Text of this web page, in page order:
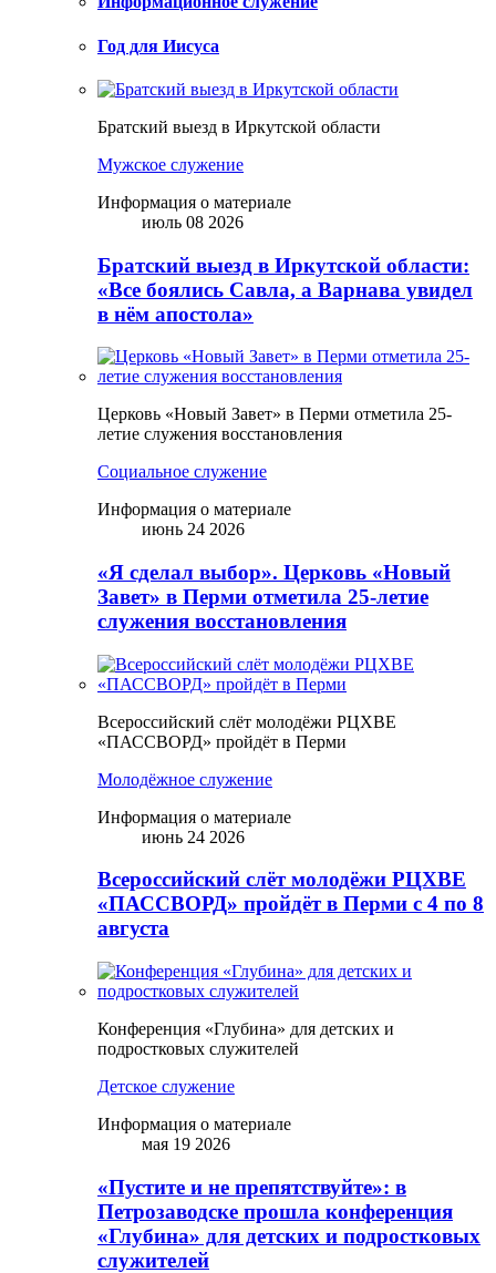
Год для Иисуса
Братский выезд в Иркутской области
Мужское служение
Информация о материале
июль 08 2026
Братский выезд в Иркутской области:
«Все боялись Савла, а Варнава увидел
в нём апостола»
Церковь «Новый Завет» в Перми отметила 25-
летие служения восстановления
Социальное служение
Информация о материале
июнь 24 2026
«Я сделал выбор». Церковь «Новый
Завет» в Перми отметила 25-летие
служения восстановления
Всероссийский слёт молодёжи РЦХВЕ
«ПАССВОРД» пройдёт в Перми
Молодёжное служение
Информация о материале
июнь 24 2026
Всероссийский слёт молодёжи РЦХВЕ
«ПАССВОРД» пройдёт в Перми с 4 по 8
августа
Конференция «Глубина» для детских и
подростковых служителей
Детское служение
Информация о материале
мая 19 2026
«Пустите и не препятствуйте»: в
Петрозаводске прошла конференция
«Глубина» для детских и подростковых
служителей